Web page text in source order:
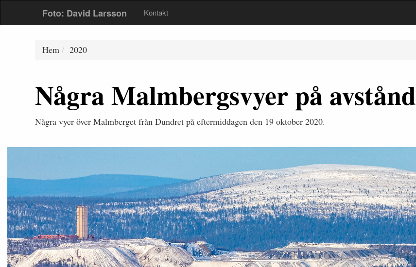
Foto: David Larsson Kontakt
Hem 2020
Några Malmbergsvyer på avstånd
Några vyer över Malmberget från Dundret på eftermiddagen den 19 oktober 2020.